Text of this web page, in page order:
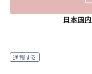
日本国
通報する